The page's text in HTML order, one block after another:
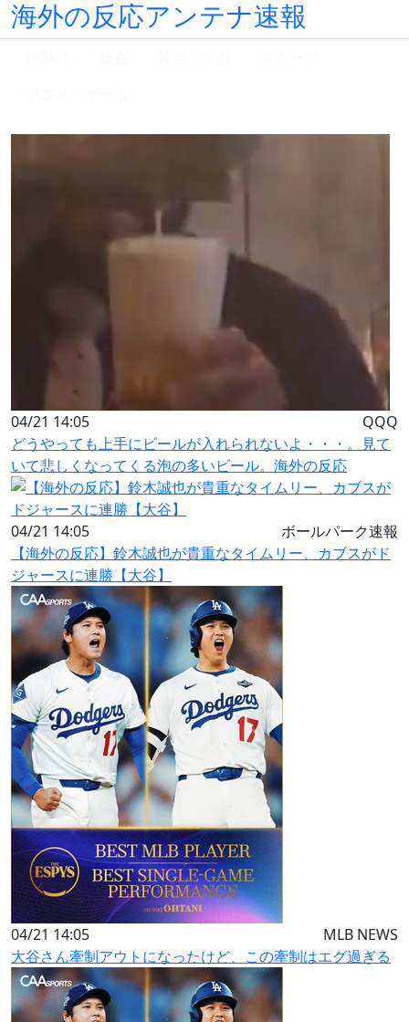
海外の反応アンテナ速報
04/21 14:05
QQQ
どうやっても上手にビールが入れられないよ・・・。見て
いて悲しくなってくる泡の多いビール。海外の反応
04/21 14:05
ボールパーク速報
【海外の反応】鈴木誠也が貴重なタイムリー、カブスがド
ジャースに連勝【大谷】
04/21 14:05
MLB NEWS
大谷さん牽制アウトになったけど、この牽制はエグ過ぎる